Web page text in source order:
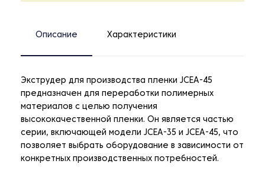
Описание Характеристики
Экструдер для производства пленки JCEA-45
предназначен для переработки полимерных
материалов с целью получения
высококачественной пленки. Он является частью
серии, включающей модели JCEA-35 и JCEA-45, что
позволяет выбрать оборудование в зависимости от
конкретных производственных потребностей.